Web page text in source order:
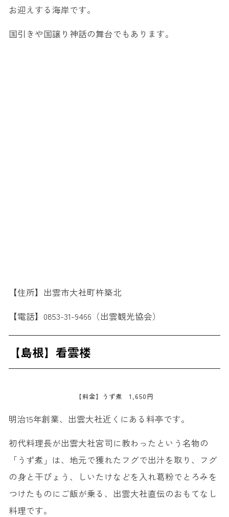
お迎えする海岸です。
国引きや国譲り神話の舞台でもあります。
【住所】出雲市大社町杵築北
【電話】0853-31-9466（出雲観光協会）
【島根】看雲楼
【料金】うず煮 1,650円
明治15年創業、出雲大社近くにある料亭です。
初代料理長が出雲大社宮司に教わったという名物の
「うず煮」は、地元で獲れたフグで出汁を取り、フグ
の身と干ぴょう、しいたけなどを入れ葛粉でとろみを
つけたものにご飯が乗る、出雲大社直伝のおもてなし
料理です。